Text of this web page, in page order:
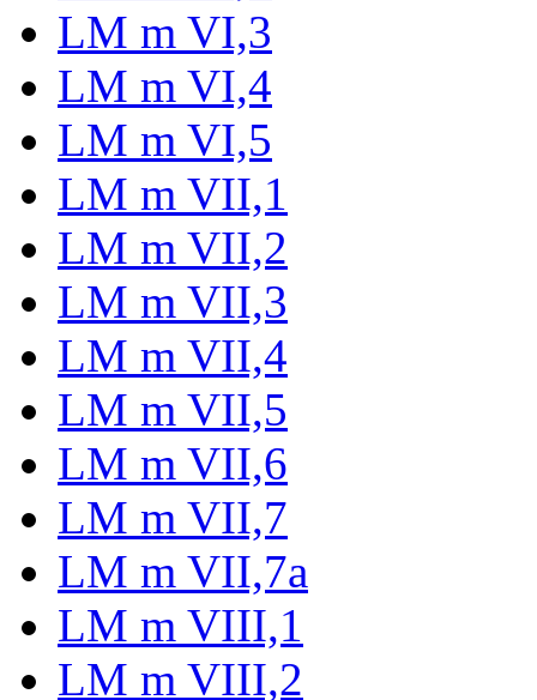
LM m VI,3
LM m VI,4
LM m VI,5
LM m VII,1
LM m VII,2
LM m VII,3
LM m VII,4
LM m VII,5
LM m VII,6
LM m VII,7
LM m VII,7a
LM m VIII,1
LM m VIII,2